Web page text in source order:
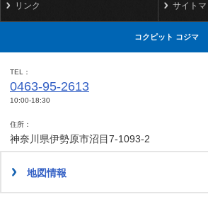
リンク サイト
コクピット コジマ
TEL
0463-95-2613
10:00-18:30
住所
神奈川県伊勢原市沼目7-1093-2
地図情報